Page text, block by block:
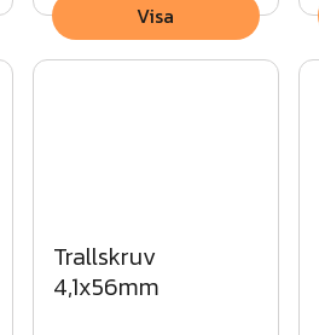
Visa
Trallskruv
4,1x56mm